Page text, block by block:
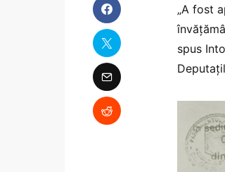
„A fost
spus